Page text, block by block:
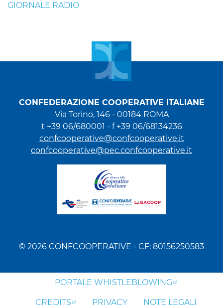
GIORNALE RADIO
CONFEDERAZIONE COOPERATIVE ITALIANE
Via Torino, 146 - 00184 ROMA
t +39 06/680001 - f +39 06/68134236
confcooperative@confcooperative.it
confcooperative@pec.confcooperative.it
© 2026 CONFCOOPERATIVE - CF: 80156250583
PORTALE WHISTLEBLOWING
CREDITS PRIVACY NOTE LEGALI